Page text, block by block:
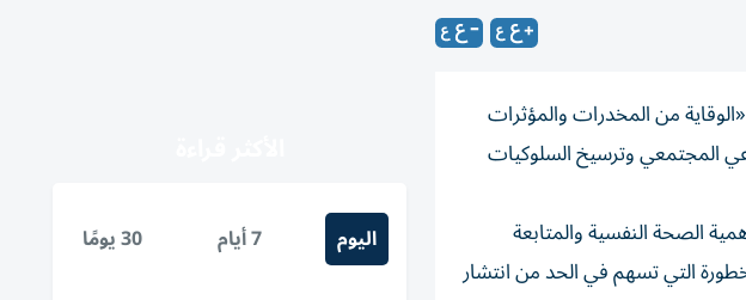
من المخدرات والمؤثرات
المجتمعي وترسيخ السلوكيات
الصحة النفسية والمتابعة
التي تسهم في الحد من انتشار
اليوم 7 أيام 30 يومًا